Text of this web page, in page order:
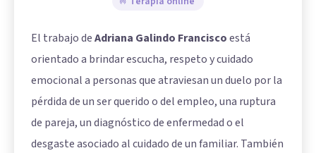
El trabajo deAdriana Galindo Franciscoestá
orientado a brindar escucha, respeto y cuidado
emocional a personas que atraviesan un duelo por la
pérdida de un ser querido o del empleo, una ruptura
de pareja, un diagnóstico de enfermedad o el
desgaste asociado al cuidado de un familiar. También